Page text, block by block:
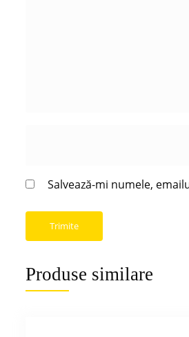
Salvează-mi numele,
Produse similare